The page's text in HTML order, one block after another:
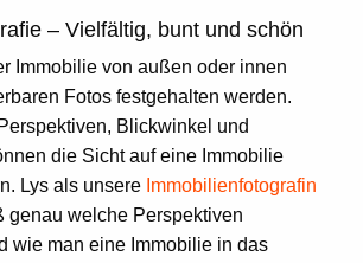
– Vielfältig, bunt und schön
Immobilie von außen oder innen
Fotos festgehalten werden.
Blickwinkel und
die Sicht auf eine Immobilie
Lys als unsere Immobilienfotografin
genau welche Perspektiven
wie man eine Immobilie in das